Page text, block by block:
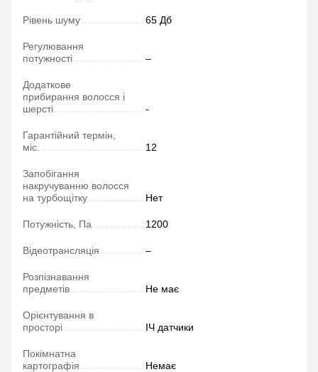
Рівень шуму 65 Дб
Регулювання
потужності
–
Додаткове
прибирання волосся і
шерсті
-
Гарантійний термін,
міс.
12
Запобігання
накручуванню волосся
на турбощітку
Нет
Потужність, Па 1200
Відеотрансляція –
Розпізнавання
предметів
Не має
Орієнтування в
просторі
ІЧ датчики
Покімнатна
картографія
Немає